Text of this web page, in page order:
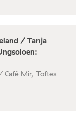
/ Tanja
Café Mir, Toftes